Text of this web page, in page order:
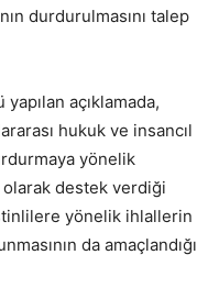
durdurulmasını talep
yapılan açıklamada,
hukuk ve insancıl
yönelik
olarak destek verdiği
yönelik ihlallerin
da amaçlandığı